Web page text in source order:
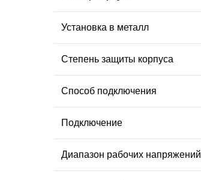
Установка в металл
Степень защиты корпуса
Способ подключения
Подключение
Диапазон рабочих напряжений